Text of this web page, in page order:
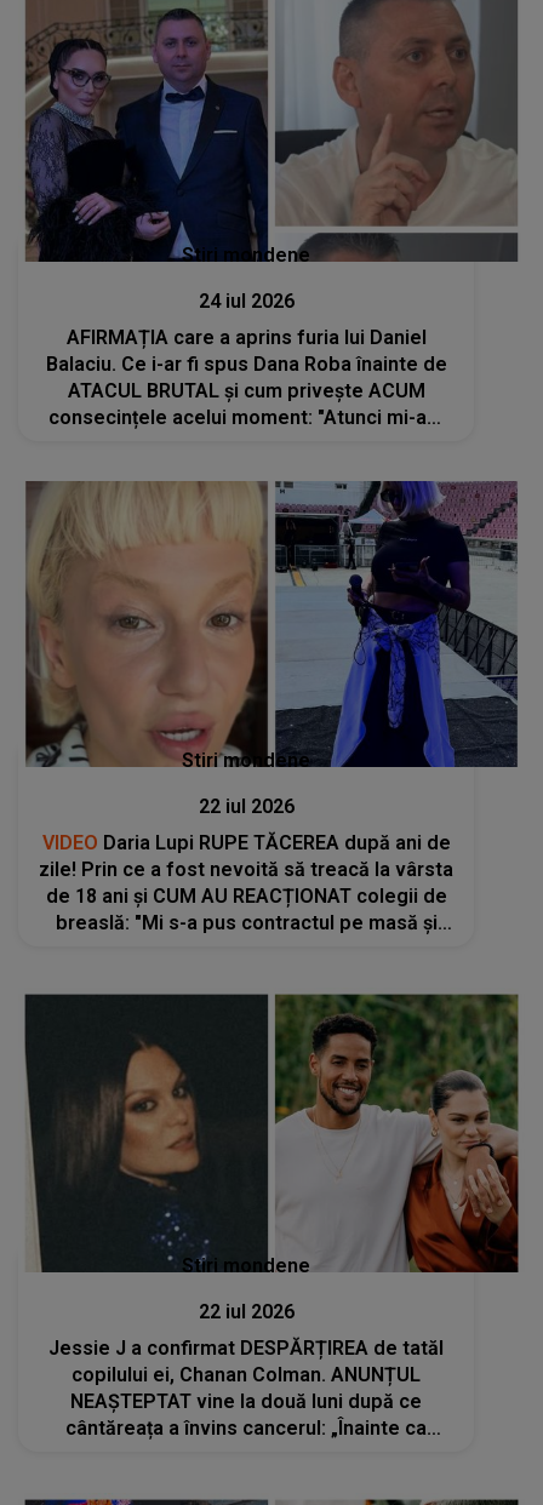
Stiri mondene
24 iul 2026
AFIRMAȚIA care a aprins furia lui Daniel
Balaciu. Ce i-ar fi spus Dana Roba înainte de
ATACUL BRUTAL și cum privește ACUM
consecințele acelui moment: "Atunci mi-am
Stiri mondene
22 iul 2026
VIDEO Daria Lupi RUPE TĂCEREA după ani de
zile! Prin ce a fost nevoită să treacă la vârsta
de 18 ani și CUM AU REACȚIONAT colegii de
breaslă: "Mi s-a pus contractul pe masă și
Stiri mondene
22 iul 2026
Jessie J a confirmat DESPĂRȚIREA de tatăl
copilului ei, Chanan Colman. ANUNȚUL
NEAȘTEPTAT vine la două luni după ce
cântăreața a învins cancerul: „Înainte ca